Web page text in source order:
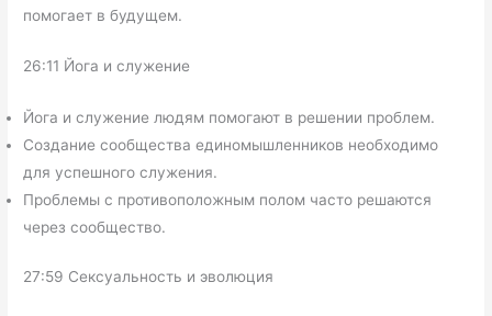
помогает в будущем.
26:11 Йога и служение
Йога и служение людям помогают в решении проблем.
Создание сообщества единомышленников необходимо
для успешного служения.
Проблемы с противоположным полом часто решаются
через сообщество.
27:59 Сексуальность и эволюция